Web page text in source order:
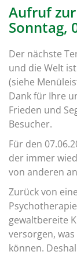
Aufruf
Sonntag,
Der nächste
und die Welt
(siehe
Dank für Ihre
Frieden und
Besucher.
Für den
der immer
von anderen
Zurück von
gewaltbereite
versorgen,
können.